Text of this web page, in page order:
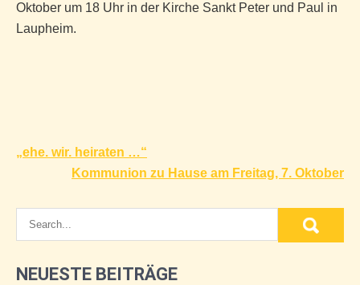
Oktober um 18 Uhr in der Kirche Sankt Peter und Paul in
Laupheim.
Beitragsnavigation
„ehe. wir. heiraten …“
Kommunion zu Hause am Freitag, 7. Oktober
NEUESTE BEITRÄGE